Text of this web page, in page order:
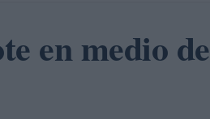
en medio de